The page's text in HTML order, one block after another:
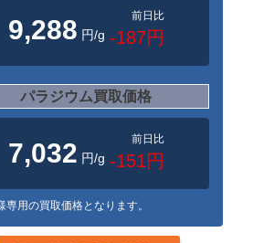
9,288 円/g
前日比
-187円
パラジウム買取価格
7,032 円/g
前日比
-151円
用の買取価格となります。